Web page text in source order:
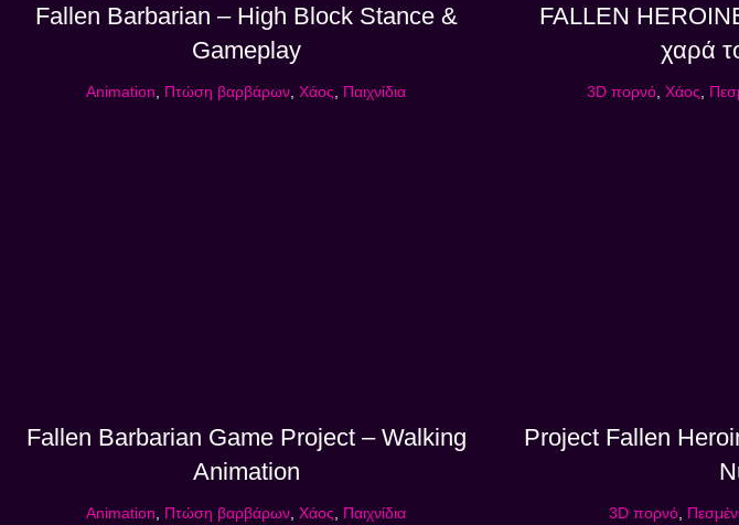
Fallen Barbarian – High Block Stance &
Gameplay
Animation Πτώση βαρβάρων ,Χάος Παιχνίδια
FALLEN
χαρά
3D πορνό, Χάος
Fallen Barbarian Game Project – Walking
Animation
Animation Πτώση βαρβάρων ,Χάος Παιχνίδια
Project Fallen
3D πορνό,